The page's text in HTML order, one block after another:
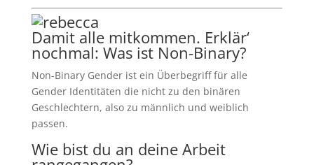
Damit alle mitkommen. Erklär‘
nochmal: Was ist Non-Binary?
Non-Binary Gender ist ein Überbegriff für alle
Gender Identitäten die nicht zu den binären
Geschlechtern, also zu männlich und weiblich
passen.
Wie bist du an deine Arbeit